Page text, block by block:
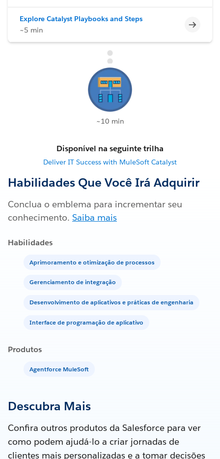
Explore Catalyst Playbooks and Steps
~5 min
~10 min
Disponível na seguinte trilha
Deliver IT Success with MuleSoft Catalyst
Habilidades Que Você Irá Adquirir
Conclua o emblema para incrementar seu
conhecimento. Saiba mais
Habilidades
Aprimoramento e otimização de processos
Gerenciamento de integração
Desenvolvimento de aplicativos e práticas de engenharia
Interface de programação de aplicativo
Produtos
Agentforce MuleSoft
Descubra Mais
Confira outros produtos da Salesforce para ver
como podem ajudá-lo a criar jornadas de
clientes mais personalizadas e a tomar decisões